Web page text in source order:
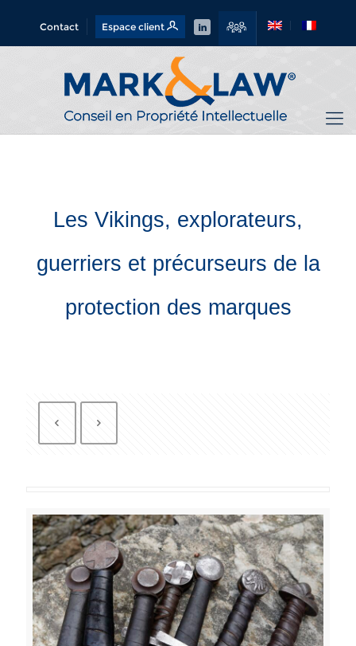
Contact Espace client
Les Vikings, explorateurs,
guerriers et précurseurs de la
protection des marques